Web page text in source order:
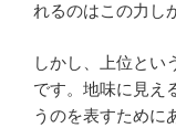
れるのはこの力し
しかし、上位とい
です。地味に見え
うのを表すために